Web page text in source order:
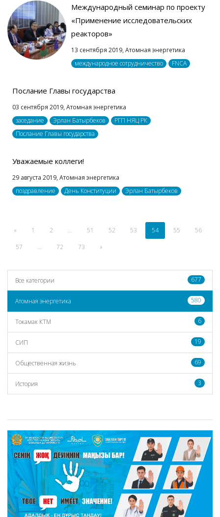
Международный семинар по проекту
«Применение исследовательских
реакторов»
13 сентября 2019, Атомная энергетика
международное сотрудничество
FNCA
Послание Главы государства
03 сентября 2019, Атомная энергетика
заседание
Эрлан Батырбеков
РГП НЯЦ РК
Послание Главы государства
Уважаемые коллеги!
29 августа 2019, Атомная энергетика
поздравление
День Конституции Эрлан Батырбеков
« 1 2 ... 51 52 53 54 55
56
57
... 72 73 »
Все категории 677
Атомная энергетика 580
Токамак КТМ 6
СИП 19
Общественная жизнь 69
История 3